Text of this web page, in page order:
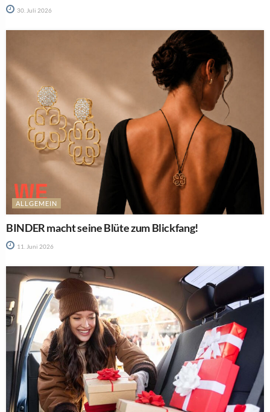
30. Juli 2026
ALLGEMEIN
BINDER macht seine Blüte zum Blickfang!
11. Juni 2026